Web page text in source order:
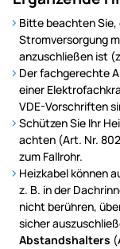
Bitte beachten Sie,
Stromversorgung
anzuschließen ist
Der fachgerechte
einer
VDE-Vorschriften
Schützen Sie Ihr
achten (Art. Nr.
zum Fallrohr.
Heizkabel können
z. B. in der
nicht berühren,
sicher
Abstandshalters